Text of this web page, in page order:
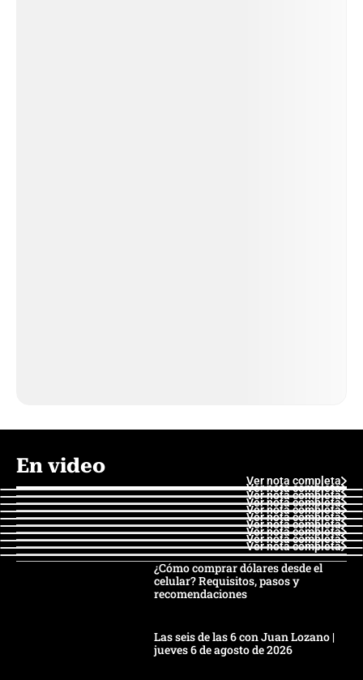
En video
Ver nota completa
Ver nota completa
Ver nota completa
Ver nota completa
Ver nota completa
Ver nota completa
Ver nota completa
Ver nota completa
Ver nota completa
Ver nota completa
¿Cómo comprar dólares desde el
celular? Requisitos, pasos y
recomendaciones
Las seis de las 6 con Juan Lozano |
jueves 6 de agosto de 2026